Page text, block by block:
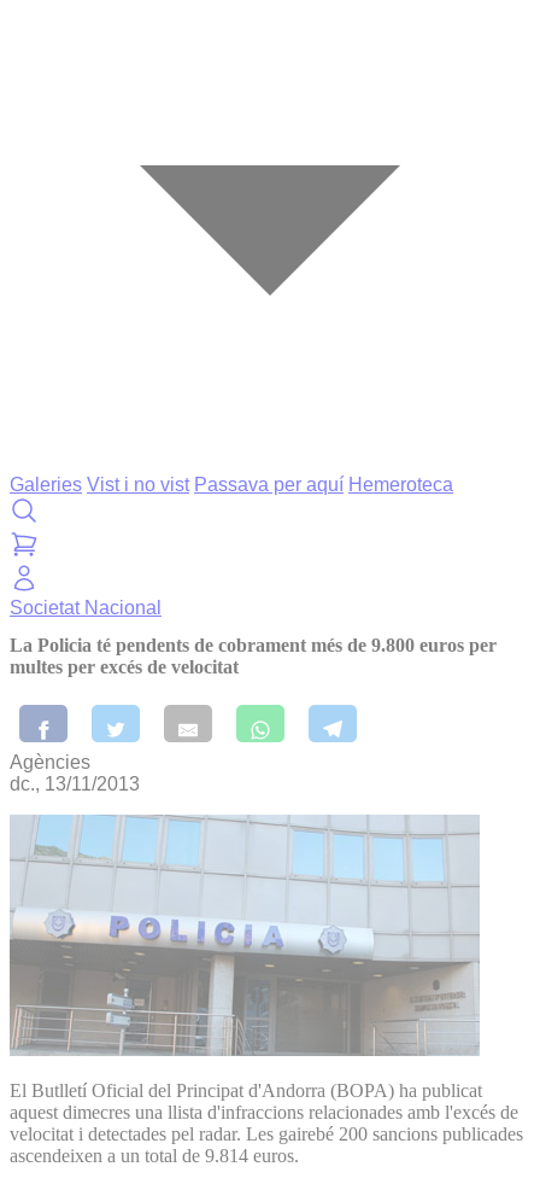
Galeries Vist i no vist Passava per aquí Hemeroteca
Societat Nacional
La Policia té pendents de cobrament més de 9.800 euros per
multes per excés de velocitat
Agències
dc., 13/11/2013
El Butlletí Oficial del Principat d'Andorra (BOPA) ha publicat
aquest dimecres una llista d'infraccions relacionades amb l'excés de
velocitat i detectades pel radar. Les gairebé 200 sancions publicades
ascendeixen a un total de 9.814 euros.